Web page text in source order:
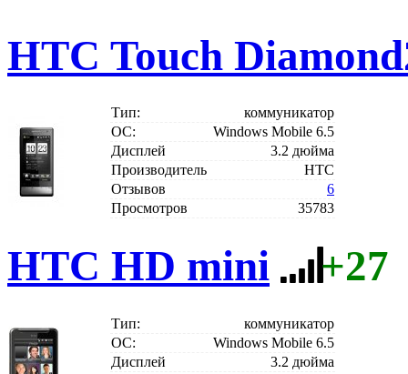
HTC Touch
Тип:
коммуникатор
ОС:
Windows Mobile 6.5
Дисплей
3.2 дюйма
Производитель
HTC
Отзывов
6
Просмотров
35783
HTC HD mini +27
Тип:
коммуникатор
ОС:
Windows Mobile 6.5
Дисплей
3.2 дюйма